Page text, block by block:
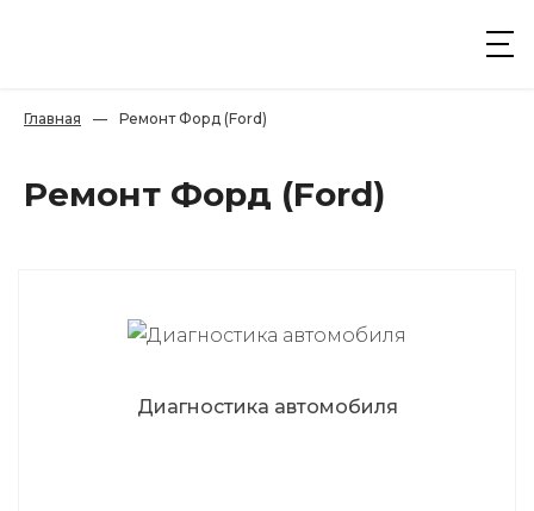
Главная — Ремонт Форд (Ford)
Ремонт Форд (Ford)
Диагностика автомобиля